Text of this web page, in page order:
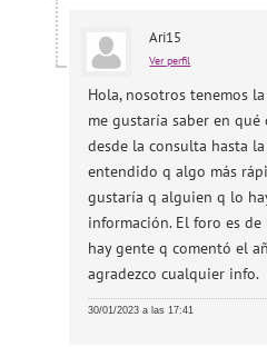
Ari15
Ver perfil
Hola, nosotros tenemos
me gustaría saber en
desde la consulta hasta
entendido q algo más
gustaría q alguien q lo
información. El foro es
hay gente q comentó el
agradezco cualquier info.
30/01/2023 a las 17:41